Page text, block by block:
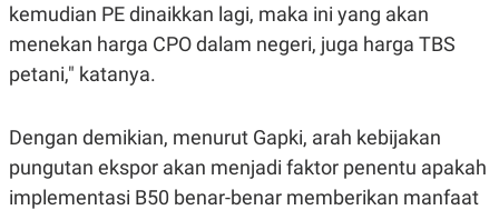
G
M
E
A
I
D
kemudian PE dinaikkan lagi, maka ini yang akan
menekan harga CPO dalam negeri, juga harga TBS
petani," katanya.
Dengan demikian, menurut Gapki, arah kebijakan
pungutan ekspor akan menjadi faktor penentu apakah
implementasi B50 benar-benar memberikan manfaat